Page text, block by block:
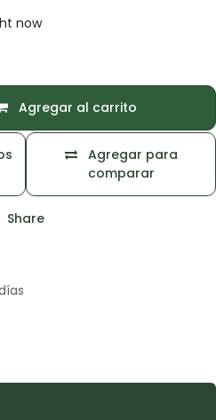
now
Agregar al carrito
Agregar para
comparar
Share